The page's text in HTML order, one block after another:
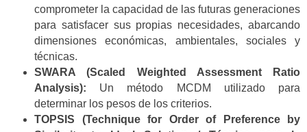
comprometer la capacidad de las futuras generaciones
para satisfacer sus propias necesidades, abarcando
dimensiones económicas, ambientales, sociales y
técnicas.
SWARA (Scaled Weighted Assessment Ratio
Analysis): Un método MCDM utilizado para
determinar los pesos de los criterios.
TOPSIS (Technique for Order of Preference by